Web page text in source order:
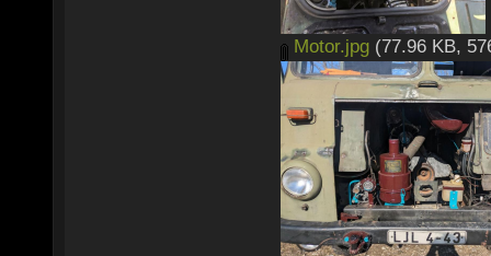
Motor.jpg (77.96 KB,